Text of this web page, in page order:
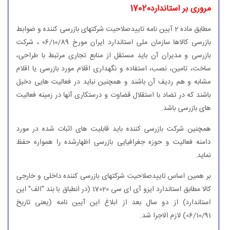
مروری بر استاندارد17020
مطابق ماده 2 آیین نامه تاییدصلاحیت شركتهای بازرسی كننده و ضوابط
بازرسی كالاها سازمان ملی استاندارد ایران مورخ 06/10/89 ، شركت
بازرسی و مدیران آن باید مستقل از منابع تجاری مرتبط با طراحی،
ساخت، تامین، نصب، استفاده و نگهداری اقلام مورد بازرسی یا اقلام
مشابه و هم ردیف آن باشند و همچنین نباید در فعالیت هایی دخیل
باشند كه در تضاد با استقلال قضاوت و درستكاری آنها در زمینه فعالیت
های بازرسی باشد.
همچنین شركت بازرسی كننده باید قابلیت های اثبات شده در مورد
دامنه فعالیت و حوزه جغرافیایی بازرسی اظهارشده را همواره حفظ
نماید.
بر همین اساس تاییدصلاحیت شركتهای بازرسی كننده داخلی و خارجی
كالا مطابق استاندارد ایزو آی ای سی 17020 (در انطباق با بند “الف” این
استاندارد) از دو سال بعد از ابلاغ این آیین نامه (یعنی تاریخ
06/10/91) لازم الاجرا شد.